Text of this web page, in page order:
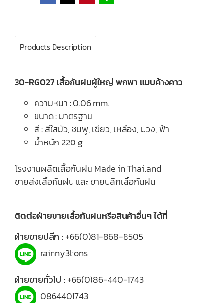
Products Description
30-RG027 เสื้อกันฝนผู้ใหญ่ พกพา แบบค้างคาว
ความหนา : 0.06 mm.
ขนาด : มาตรฐาน
สี : สีใสมัว, ชมพู, เขียว, เหลือง, ม่วง, ฟ้า
น้ำหนัก 220 g
โรงงานผลิตเสื้อกันฝน Made in Thailand
ขายส่งเสื้อกันฝน และ ขายปลีกเสื้อกันฝน
ติดต่อฝ่ายขายเสื้อกันฝนหรือสินค้าอื่นๆ ได้ที่
ฝ่ายขายปลีก : +66(0)81-868-8505
rainny3lions
ฝ่ายขายทั่วไป : +66(0)86-440-1743
0864401743